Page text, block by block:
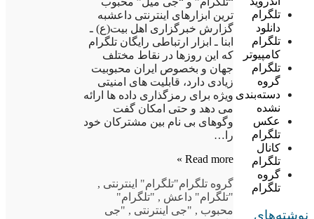
تلگرام
دانلود
تلگرام
کامپیوتر
تلگرام
گروه
دسته‌بندی
نشده
عکس
تلگرام
کانال
تلگرام
گروه
تلگرام
نوشته‌های
ترین ابزارهای اینترنتی داعشبه
گزارش خبرگزاری اهل بیت(ع) ـ
ابنا ـ ابزار ارتباطی رایگان تلگرام
که این روزها در نقاط مختلف
جهان و بخصوص ایران محبوبیت
زیادی دارد، قابلیت های امنیتی
ویژه برای رمزگذاری داده ها ارائه
می دهد و حتی امکان گفت
وگوهای بی نام بین مشترکان خود
را…
Read more »
گروه تلگرام"تلگرام" اینترنتی ,
"تلگرام" داعش , "تلگرام"
محبوب , "جی اینترنتی , "جی